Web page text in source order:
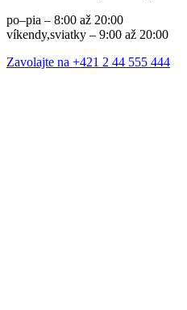
po–pia – 8:00 až 20:00
víkendy,sviatky – 9:00 až 20:00
Zavolajte na +421 2 44 555 444